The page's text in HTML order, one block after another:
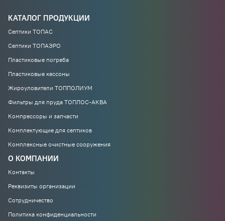
КАТАЛОГ ПРОДУКЦИИ
Септики ТОПАС
Септики ТОПАЭРО
Пластиковые погреба
Пластиковые кессоны
Жироуловители ТОППОЛИУМ
Фильтры для пруда ТОПЛОС-АКВА
Компрессоры и запчасти
Комплектующие для септиков
Комплексные очистные сооружения
О КОМПАНИИ
Контакты
Реквизиты организации
Сотрудничество
Политика конфиденциальности